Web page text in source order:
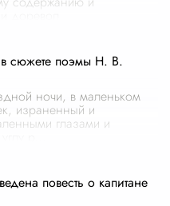
в сюжете поэмы Н. В.
ночи, в маленьком
израненный и
глазами и
повесть о капитане